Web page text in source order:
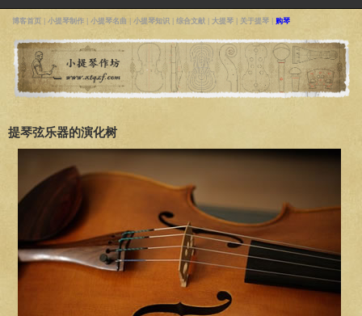
博客首页 小提琴制作 小提琴名曲 小提琴知识 综合文献 大提琴 关于提琴 购琴
提琴弦乐器的演化树